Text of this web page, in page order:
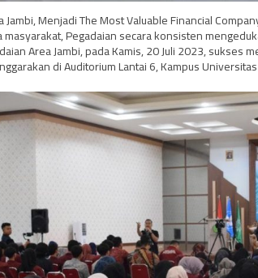
Menjadi The Most Valuable Financial
masyarakat, Pegadaian secara konsisten
Area Jambi, pada Kamis, 20 Juli 2023, sukses
di Auditorium Lantai 6, Kampus